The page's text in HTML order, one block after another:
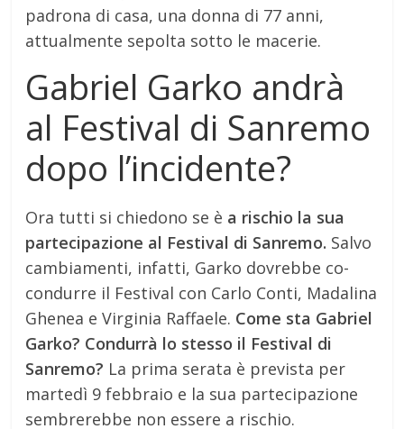
padrona di casa, una donna di 77 anni,
attualmente sepolta sotto le macerie.
Gabriel Garko andrà
al Festival di Sanremo
dopo l’incidente?
Ora tutti si chiedono se è a rischio la sua
partecipazione al Festival di Sanremo. Salvo
cambiamenti, infatti, Garko dovrebbe co-
condurre il Festival con Carlo Conti, Madalina
Ghenea e Virginia Raffaele. Come sta Gabriel
Garko? Condurrà lo stesso il Festival di
Sanremo? La prima serata è prevista per
martedì 9 febbraio e la sua partecipazione
sembrerebbe non essere a rischio.